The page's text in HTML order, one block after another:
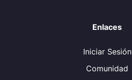
Enlaces
Iniciar Sesión
Comunidad